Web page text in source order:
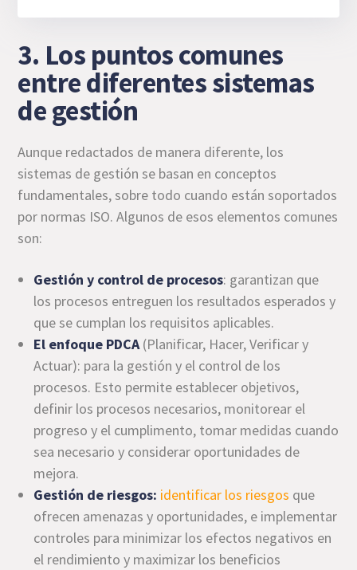
3. Los puntos comunes
entre diferentes sistemas
de gestión
Aunque redactados de manera diferente, los
sistemas de gestión se basan en conceptos
fundamentales, sobre todo cuando están soportados
por normas ISO. Algunos de esos elementos comunes
son:
Gestión y control de procesos: garantizan que
los procesos entreguen los resultados esperados y
que se cumplan los requisitos aplicables.
El enfoque PDCA(Planificar, Hacer, Verificar y
Actuar): para la gestión y el control de los
procesos. Esto permite establecer objetivos,
definir los procesos necesarios, monitorear el
progreso y el cumplimento, tomar medidas cuando
sea necesario y considerar oportunidades de
mejora.
Gestión de riesgos: identificar los riesgos que
ofrecen amenazas y oportunidades, e implementar
controles para minimizar los efectos negativos en
el rendimiento y maximizar los beneficios